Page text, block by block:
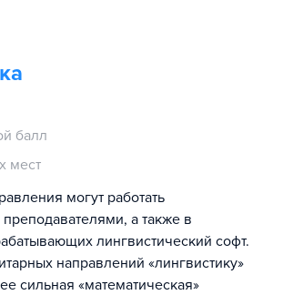
балл
мест
могут работать
а также в
лингвистический софт.
направлений «лингвистику»
сильная «математическая»